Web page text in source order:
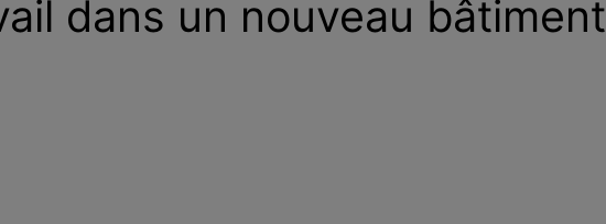
dans un nouveau bâtiment